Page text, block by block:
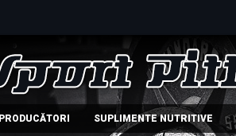
PRODUCĂTORI SUPLIMENTE NUTRITIVE